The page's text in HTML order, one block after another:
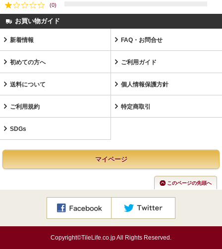
(0)
お買い物ガイド
新着情報 FAQ・お問合せ
初めての方へ ご利用ガイド
送料について 個人情報保護方針
ご利用規約 特定商取引
SDGs
マイページ
このページの先頭へ
Copyright©TileLife.co.jp All Rights Reserved.